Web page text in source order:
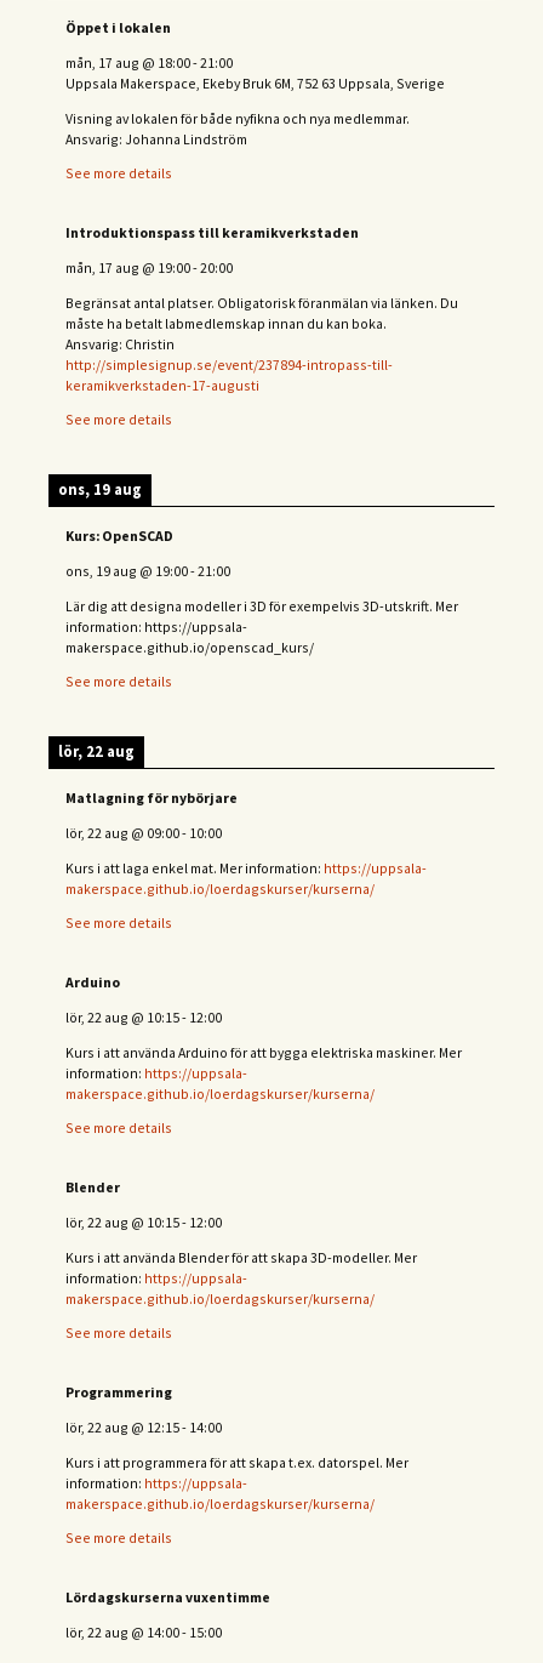
Öppet i lokalen
mån, 17 aug @ 18:00-21:00
Uppsala Makerspace, Ekeby Bruk 6M, 752 63 Uppsala, Sverige
Visning av lokalen för både nyfikna och nya medlemmar.
Ansvarig: Johanna Lindström
See more details
Introduktionspass till keramikverkstaden
mån, 17 aug @ 19:00-20:00
Begränsat antal platser. Obligatorisk föranmälan via länken. Du
måste ha betalt labmedlemskap innan du kan boka.
Ansvarig: Christin
http://simplesignup.se/event/237894-intropass-till-
keramikverkstaden-17-augusti
See more details
ons, 19 aug
Kurs: OpenSCAD
ons, 19 aug @ 19:00-21:00
Lär dig att designa modeller i 3D för exempelvis 3D-utskrift. Mer
information: https://uppsala-
makerspace.github.io/openscad_kurs/
See more details
lör, 22 aug
Matlagning för nybörjare
lör, 22 aug @ 09:00- 10:00
Kurs i att laga enkel mat. Mer information: https://uppsala-
makerspace.github.io/loerdagskurser/kurserna/
See more details
Arduino
lör, 22 aug @ 10:15- 12:00
Kurs i att använda Arduino för att bygga elektriska maskiner. Mer
information: https://uppsala-
makerspace.github.io/loerdagskurser/kurserna/
See more details
Blender
lör, 22 aug @ 10:15- 12:00
Kurs i att använda Blender för att skapa 3D-modeller. Mer
information: https://uppsala-
makerspace.github.io/loerdagskurser/kurserna/
See more details
Programmering
lör, 22 aug @ 12:15- 14:00
Kurs i att programmera för att skapa t.ex. datorspel. Mer
information: https://uppsala-
makerspace.github.io/loerdagskurser/kurserna/
See more details
Lördagskurserna vuxentimme
lör, 22 aug @ 14:00- 15:00